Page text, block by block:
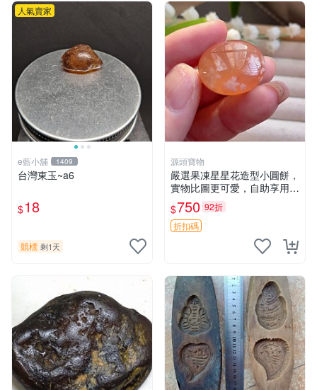
人氣賣家
e藍小舖 1409
台灣東玉~a6
$18
競標 剩1天
源頭寶物
嚴選果凍星星花造型小圓餅，
實物比圖更可愛，自助享用更
方便 小圓餅 果凍 星星花
$750 92折
折扣碼